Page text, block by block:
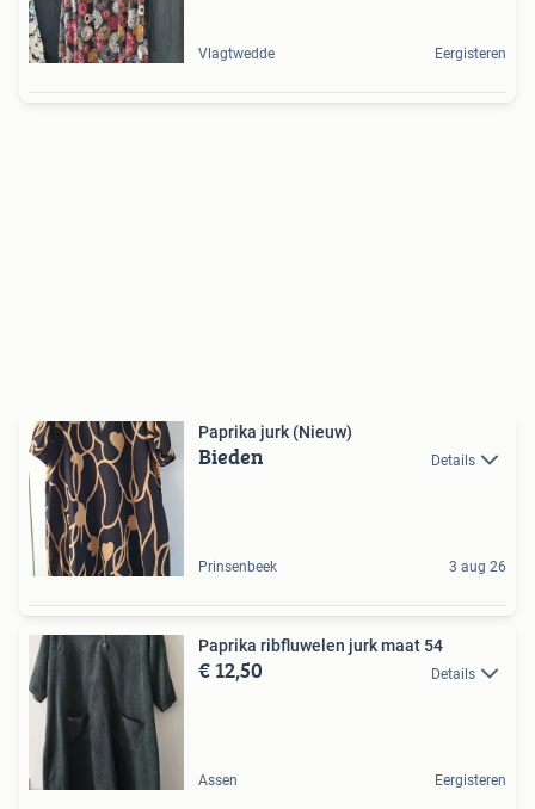
Vlagtwedde Eergisteren
Paprika jurk (Nieuw)
Bieden Details
Prinsenbeek 3 aug 26
Paprika ribfluwelen jurk maat 54
€ 12,50 Details
Assen Eergisteren